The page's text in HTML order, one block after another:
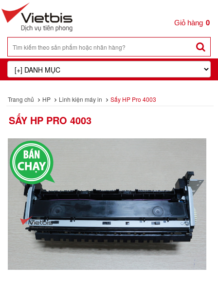
0
Trang chủ HP Linh kiện máy in Sấy HP Pro 4003
SẤY HP PRO 4003